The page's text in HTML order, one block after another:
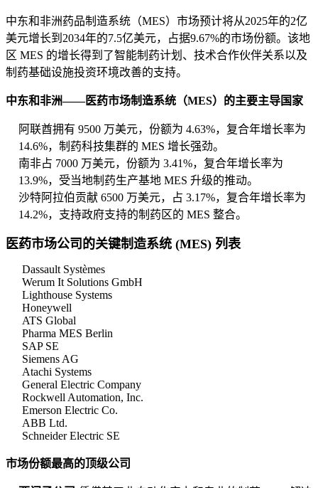
中东和非洲药品制造系统（MES）市场预计将从2025年的2亿
美元增长到2034年的7.5亿美元，占据9.67%的市场份额。该地
区 MES 的增长得到了智能制药计划、技术合作伙伴关系以及
制药基础设施投资环境改善的支持。
中东和非洲——医药市场制造系统（MES）的主要主导国家
阿联酋拥有 9500 万美元，份额为 4.63%，复合年增长率为
14.6%，制药科技集群的 MES 增长强劲。
南非占 7000 万美元，份额为 3.41%，复合年增长率为
13.9%，受当地制药生产基地 MES 升级的推动。
沙特阿拉伯贡献 6500 万美元，占 3.17%，复合年增长率为
14.2%，支持政府支持的制药区的 MES 整合。
医药市场公司的关键制造系统 (MES) 列表
Dassault Systèmes
Werum It Solutions GmbH
Lighthouse Systems
Honeywell
ATS Global
Pharma MES Berlin
SAP SE
Siemens AG
Atachi Systems
General Electric Company
Rockwell Automation, Inc.
Emerson Electric Co.
ABB Ltd.
Schneider Electric SE
市场份额最高的顶级公司